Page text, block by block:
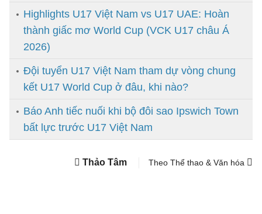
Highlights U17 Việt Nam vs U17 UAE: Hoàn
thành giấc mơ World Cup (VCK U17 châu Á
2026)
Đội tuyển U17 Việt Nam tham dự vòng chung
kết U17 World Cup ở đâu, khi nào?
Báo Anh tiếc nuối khi bộ đôi sao Ipswich Town
bất lực trước U17 Việt Nam
Thảo Tâm Theo Thể thao & Văn hóa